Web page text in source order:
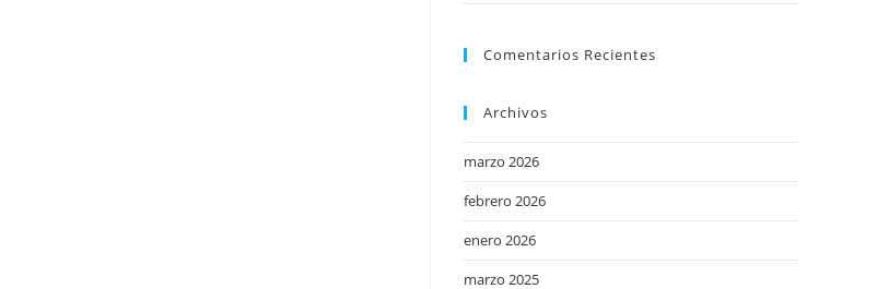
Comentarios Recientes
Archivos
marzo 2026
febrero 2026
enero 2026
marzo 2025